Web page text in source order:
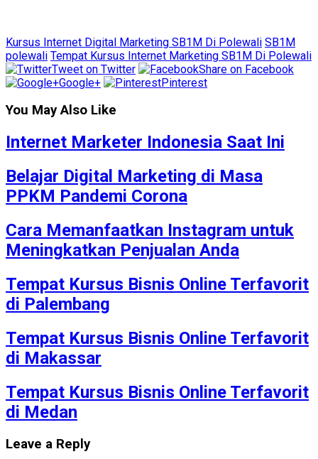
Kursus Internet Digital Marketing SB1M Di Polewali SB1M
polewali Tempat Kursus Internet Marketing SB1M Di Polewali
Tweet on Twitter
Share on Facebook
Google+
Pinterest
You May Also Like
Internet Marketer Indonesia Saat Ini
Belajar Digital Marketing di Masa
PPKM Pandemi Corona
Cara Memanfaatkan Instagram untuk
Meningkatkan Penjualan Anda
Tempat Kursus Bisnis Online Terfavorit
di Palembang
Tempat Kursus Bisnis Online Terfavorit
di Makassar
Tempat Kursus Bisnis Online Terfavorit
di Medan
Leave a Reply